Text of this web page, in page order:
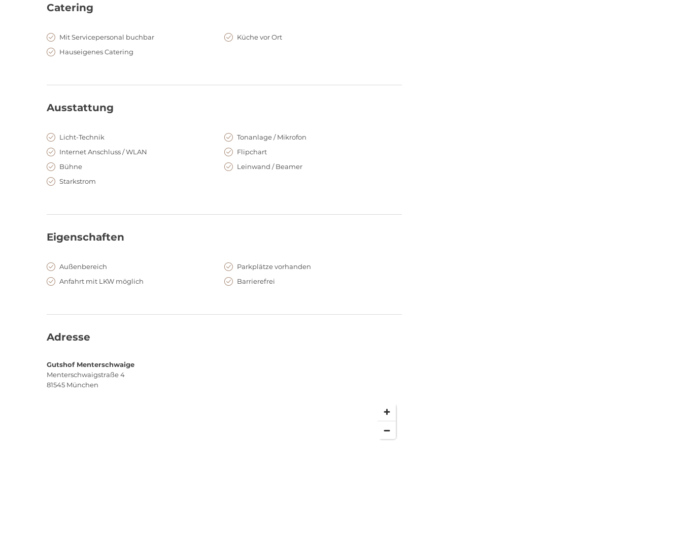
Catering
Mit Servicepersonal buchbar
Küche vor Ort
Hauseigenes Catering
Ausstattung
Licht-Technik
Tonanlage / Mikrofon
Internet Anschluss / WLAN
Flipchart
Bühne
Leinwand / Beamer
Starkstrom
Eigenschaften
Außenbereich
Parkplätze vorhanden
Anfahrt mit LKW möglich
Barrierefrei
Adresse
Gutshof Menterschwaige
Menterschwaigstraße 4
81545 München